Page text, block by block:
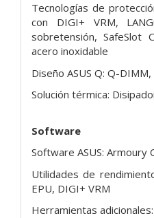
Tecnologías de
con DIGI+ VRM,
sobretensión,
acero inoxidable
Diseño ASUS Q: Q-
Solución térmica:
Software
Software ASUS: Armoury
Utilidades de
EPU, DIGI+ VRM
Herramientas adicionales: